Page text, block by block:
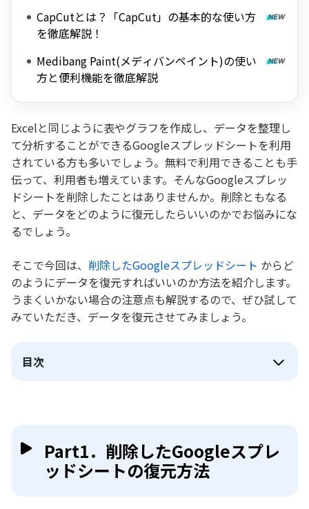
CapCutとは？「CapCut」の基本的な使い方
を徹底解説！
Medibang Paint(メディバンペイント)の使い
方と便利機能を徹底解説
Excelと同じように表やグラフを作成し、データを整理し
て分析することができるGoogleスプレッドシートを利用
されている方も多いでしょう。無料で利用できることも手
伝って、利用者も増えています。そんなGoogleスプレッ
ドシートを削除したことはありませんか。削除ともなる
と、データをどのように復元したらいいのかでお悩みにな
るでしょう。
そこで今回は、 削除したGoogleスプレッドシート からど
のようにデータを復元すればいいのか方法を紹介します。
うまくいかない場合の注意点も解説するので、ぜひ試して
みていただき、データを復元させてみましょう。
目次
Part1．削除したGoogleスプレ
ッドシートの復元方法